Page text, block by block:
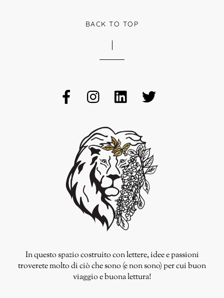
BACK TO TOP
In questo spazio costruito con lettere, idee e passioni
troverete molto di ciò che sono (e non sono) per cui buon
viaggio e buona lettura!